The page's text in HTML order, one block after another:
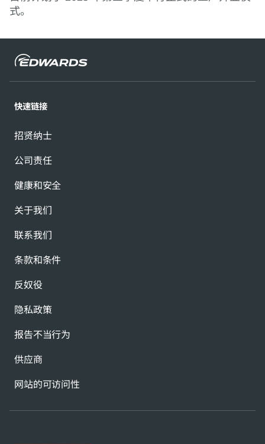
式。
快速链接
招贤纳士
公司责任
健康和安全
关于我们
联系我们
条款和条件
反奴役
隐私政策
报告不当行为
供应商
网站的可访问性